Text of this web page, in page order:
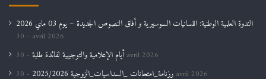
الندوة العلمية الوطنية: اللسانيات السوسيرية و أفاق النصوص الجديدة – يوم 03 ماي 2026
30 avril 2026
أيام الإعلامية والتوجيهية لفائدة طلبة 30 avril 2026
رزنامة_امتحانات _السداسيات_الزوجية 2025/2026 30 avril 2026